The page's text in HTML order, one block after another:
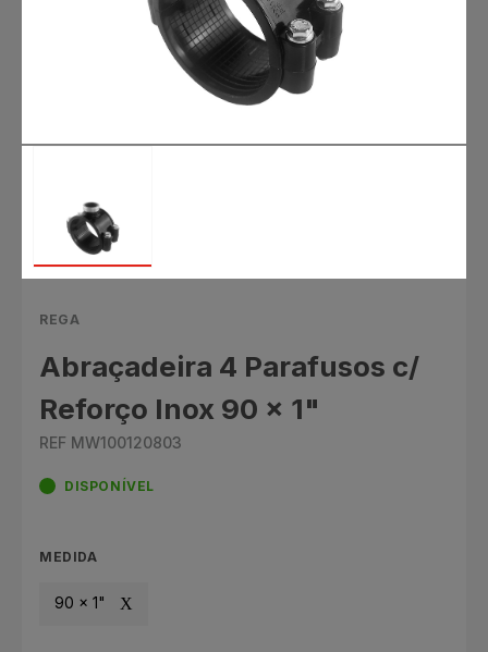
REGA
Abraçadeira 4 Parafusos c/
Reforço Inox 90 x 1"
REF MW100120803
DISPONÍVEL
MEDIDA
90 x 1"